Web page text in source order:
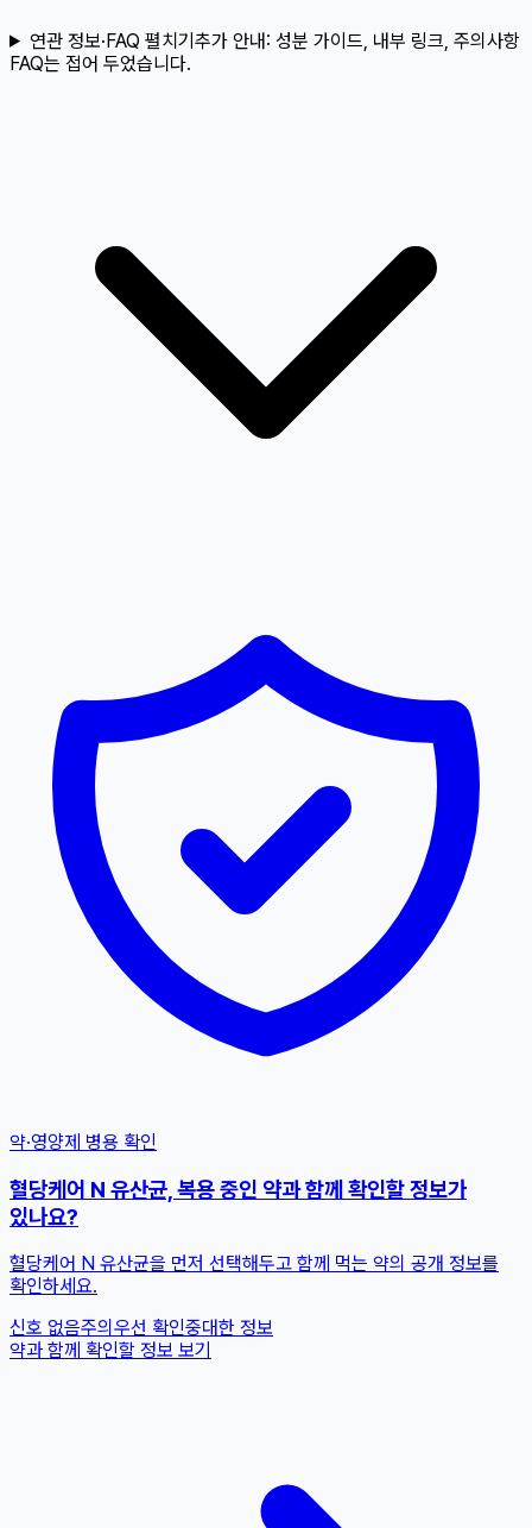
연관 정보·FAQ 펼치기추가 안내: 성분 가이드, 내부 링크, 주의사항
FAQ는 접어 두었습니다.
약·영양제 병용 확인
혈당케어 N 유산균, 복용 중인 약과 함께 확인할 정보가
있나요?
혈당케어 N 유산균을 먼저 선택해두고 함께 먹는 약의 공개 정보를
확인하세요.
신호 없음주의 우선 확인중대한 정보
약과 함께 확인할 정보 보기